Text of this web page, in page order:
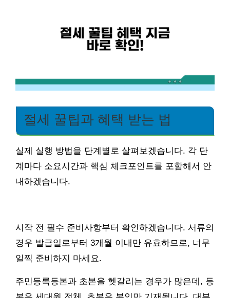
절세 꿀팁과 혜택 받는 법
실제 실행 방법을 단계별로 살펴보겠습니다. 각 단
계마다 소요시간과 핵심 체크포인트를 포함해서 안
내하겠습니다.
시작 전 필수 준비사항부터 확인하겠습니다. 서류의
경우 발급일로부터 3개월 이내만 유효하므로, 너무
일찍 준비하지 마세요.
주민등록등본과 초본을 헷갈리는 경우가 많은데, 등